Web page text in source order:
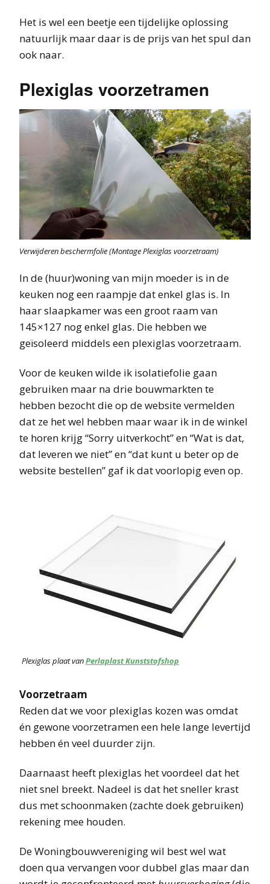
Het is wel een beetje een tijdelijke oplossing
natuurlijk maar daar is de prijs van het spul dan
ook naar.
Plexiglas voorzetramen
Verwijderen beschermfolie (Montage Plexiglas voorzetraam)
In de (huur)woning van mijn moeder is in de
keuken nog een raampje dat enkel glas is. In
haar slaapkamer was een groot raam van
145×127 nog enkel glas. Die hebben we
geïsoleerd middels een plexiglas voorzetraam.
Voor de keuken wilde ik isolatiefolie gaan
gebruiken maar na drie bouwmarkten te
hebben bezocht die op de website vermelden
dat ze het wel hebben maar waar ik in de winkel
te horen krijg “Sorry uitverkocht” en “Wat is dat,
dat leveren we niet” en “dat kunt u beter op de
website bestellen” gaf ik dat voorlopig even op.
Plexiglas plaat vanPerlaplast Kunststofshop
Voorzetraam
Reden dat we voor plexiglas kozen was omdat
én gewone voorzetramen een hele lange levertijd
hebben én veel duurder zijn.
Daarnaast heeft plexiglas het voordeel dat het
niet snel breekt. Nadeel is dat het sneller krast
dus met schoonmaken (zachte doek gebruiken)
rekening mee houden.
De Woningbouwvereniging wil best wel wat
doen qua vervangen voor dubbel glas maar dan